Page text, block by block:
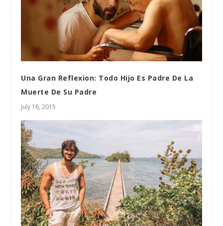
Una Gran Reflexion: Todo Hijo Es Padre De La
Muerte De Su Padre
July 16, 2015